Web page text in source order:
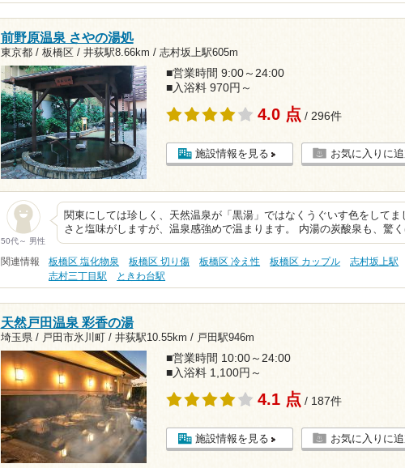
前野原温泉 さやの湯処
東京都 / 板橋区 / 井荻駅8.66km / 志村坂上駅605m
■営業時間 9:00～24:00
■入浴料 970円～
4.0 点 / 296件
施設情報を見る お気に入りに
50代～ 男性
関東にしては珍しく、天然温泉が「黒湯」ではなくうぐいす色をしてま
さと塩味がしますが、温泉感強めで温まります。 内湯の炭酸泉も、驚
関連情報 板橋区 塩化物泉 板橋区 切り傷 板橋区 冷え性 板橋区 カップル 志村坂上駅
志村三丁目駅
ときわ台駅
天然戸田温泉 彩香の湯
埼玉県 / 戸田市氷川町 / 井荻駅10.55km / 戸田駅946m
■営業時間 10:00～24:00
■入浴料 1,100円～
4.1 点 / 187件
施設情報を見る お気に入りに